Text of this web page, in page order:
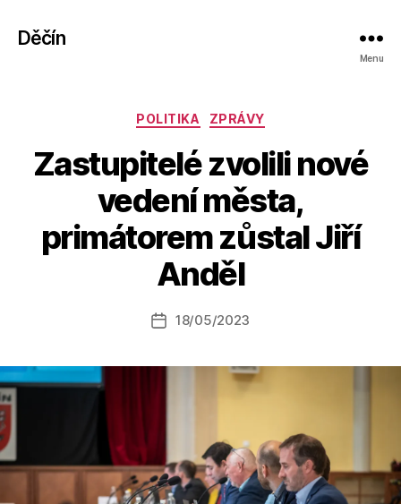
Děčín
Menu
Rubriky
POLITIKA ZPRÁVY
Zastupitelé zvolili nové
vedení města,
primátorem zůstal Jiří
Anděl
Autor
příspěvku
u
t
o
a
s
o
Datum
18/05/2023